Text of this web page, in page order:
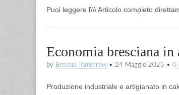
Puoi leggere l\\\’Articolo completo
Economia bresciana
by Brescia Tomorrow • 24 Maggio 2025 • 0
Produzione industriale e artigianato in